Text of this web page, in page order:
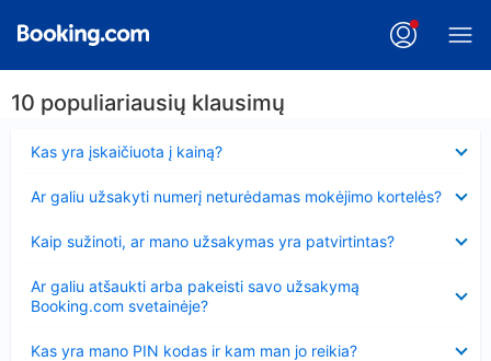
10 populiariausių klausimų
Kas yra įskaičiuota į kainą?
Ar galiu užsakyti numerį neturėdamas mokėjimo kortelės?
Kaip sužinoti, ar mano užsakymas yra patvirtintas?
Ar galiu atšaukti arba pakeisti savo užsakymą
Booking.com svetainėje?
Kas yra mano PIN kodas ir kam man jo reikia?